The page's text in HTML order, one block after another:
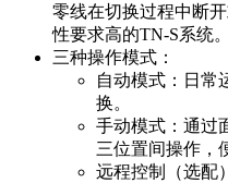
零线在切换过程中断
性要求高的TN-S系统。
三种操作模式：
自动模式：日常
换。
手动模式：通过
三位置间操作，
远程控制（选配